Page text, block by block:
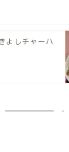
よしチャーハ